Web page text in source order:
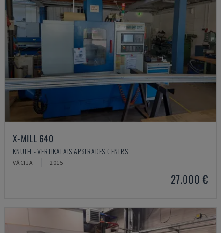
X-MILL 640
KNUTH - VERTIKĀLAIS APSTRĀDES CENTRS
VĀCIJA 2015
27.000 €